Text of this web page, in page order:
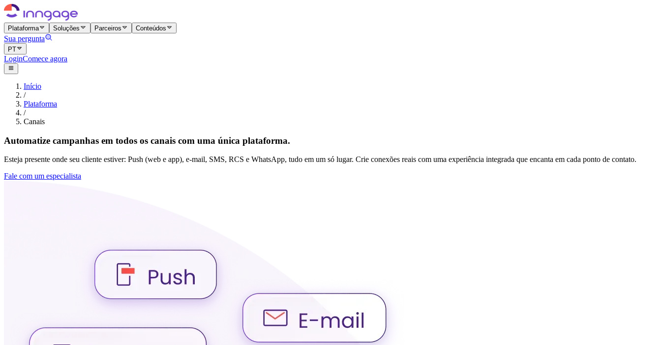
Plataforma Soluções Parceiros Conteúdos
Sua pergunta
PT
LoginComece agora
Início
/
Plataforma
/
Canais
Automatize campanhas em todos os canais com uma única plataforma.
Esteja presente onde seu cliente estiver: Push (web e app), e-mail, SMS, RCS e WhatsApp, tudo em um só lugar. Crie conexões reais com uma experiência integrada que encanta em cada ponto de contato.
Fale com um especialista